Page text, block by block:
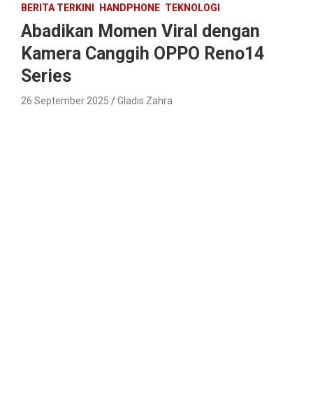
BERITA TERKINI HANDPHONE TEKNOLOGI
Abadikan Momen Viral dengan
Kamera Canggih OPPO Reno14
Series
26 September 2025 Gladis Zahra